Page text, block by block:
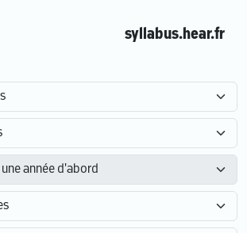
syllabus.hear.fr